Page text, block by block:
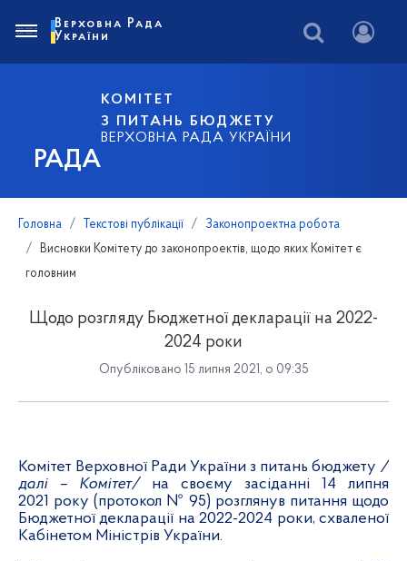
РАДА
КОМІТЕТ
З ПИТАНЬ БЮДЖЕТУ
ВЕРХОВНА РАДА УКРАЇНИ
Верховна Рада
України
Головна Текстові публікації
Законопроектна робота
Висновки Комітету до законопроектів, щодо яких Комітет є
головним
Щодо розгляду Бюджетної декларації на 2022-
2024 роки
Опубліковано 15 липня 2021, о 09:35
Комітет Верховної Ради України з питань бюджету /
далі – Комітет/на своєму засіданні 14 липня
2021 року (протокол № 95) розглянув питання щодо
Бюджетної декларації на 2022-2024 роки, схваленої
Кабінетом Міністрів України.